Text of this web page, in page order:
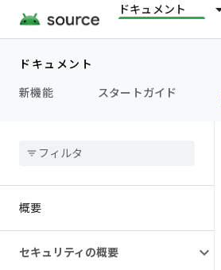
ドキュメント
ドキュメント
新機能
スタートガイド
概要
セキュリティの概要